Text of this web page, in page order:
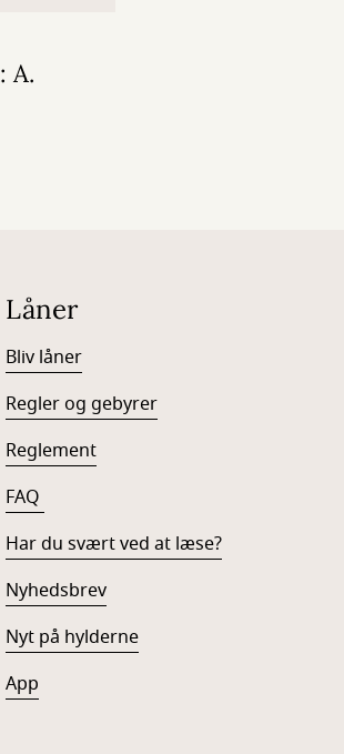
A.
Låner
Bliv låner
Regler og gebyrer
Reglement
FAQ
Har du svært ved at læse?
Nyhedsbrev
Nyt på hylderne
App